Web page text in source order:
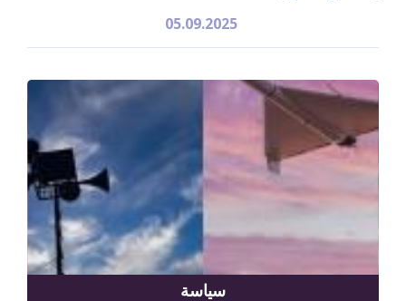
05.09.2025
سياسة